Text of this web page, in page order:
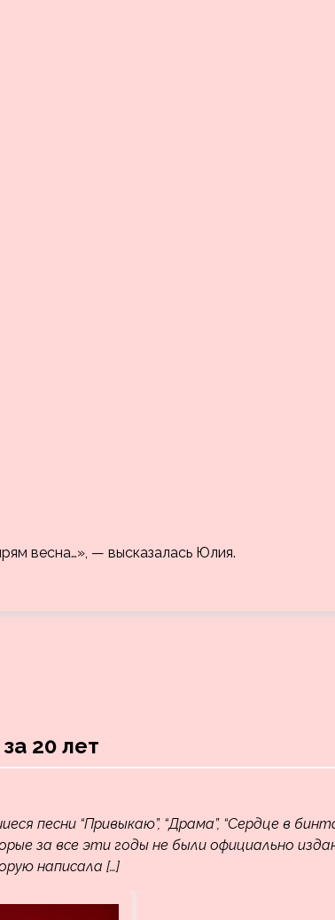
весна…», — высказалась Юлия.
20 лет
песни “Привыкаю”, “Драма”, “Сердце в
за все эти годы не были официально
написала […]